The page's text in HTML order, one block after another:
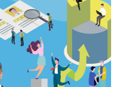
お見積もり依頼